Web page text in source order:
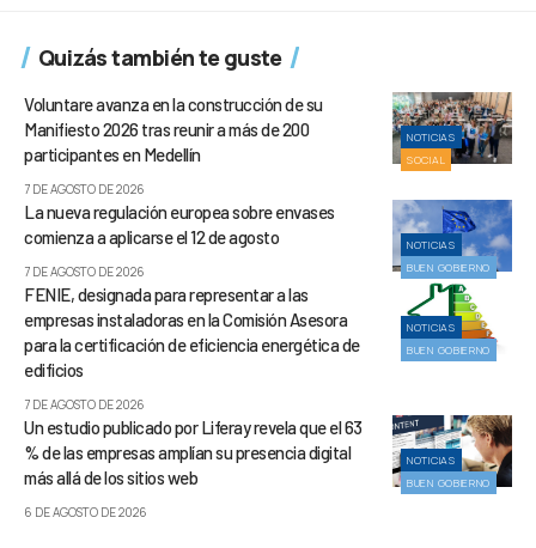
Quizás también te guste
NOTICIAS
SOCIAL
Voluntare avanza en la construcción de su
Manifiesto 2026 tras reunir a más de 200
participantes en Medellín
7 DE AGOSTO DE 2026
NOTICIAS
BUEN GOBIERNO
La nueva regulación europea sobre envases
comienza a aplicarse el 12 de agosto
7 DE AGOSTO DE 2026
NOTICIAS
BUEN GOBIERNO
FENIE, designada para representar a las
empresas instaladoras en la Comisión Asesora
para la certificación de eficiencia energética de
edificios
7 DE AGOSTO DE 2026
NOTICIAS
BUEN GOBIERNO
Un estudio publicado por Liferay revela que el 63
% de las empresas amplían su presencia digital
más allá de los sitios web
6 DE AGOSTO DE 2026